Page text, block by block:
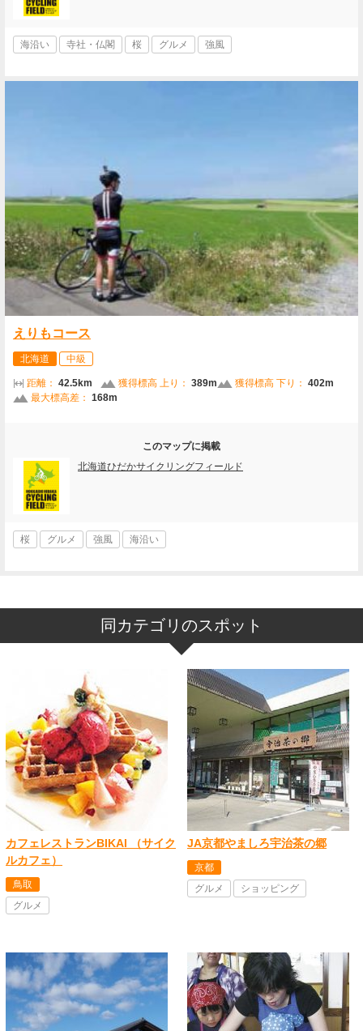
海沿い 寺社・仏閣 桜 グルメ 強風
えりもコース
北海道 中級
距離： 42.5km 獲得標高 上り： 389m 獲得標高 下り： 402m
最大標高差： 168m
このマップに掲載
北海道ひだかサイクリングフィールド
桜 グルメ 強風 海沿い
同カテゴリのスポット
カフェレストランBIKAI （サイク
ルカフェ）
鳥取
グルメ
JA京都やましろ宇治茶の郷
京都
グルメ
ショッピング